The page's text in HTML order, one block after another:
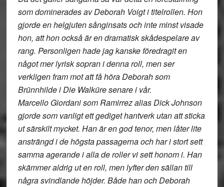
som dominerades av Deborah Voigt i titelrollen. Hon
gjorde en helgjuten sånginsats och inte minst visade
hon, att hon också är en dramatisk skådespelare av
rang. Personligen hade jag kanske föredragit en
något mer lyrisk sopran i denna roll, men ser
verkligen fram mot att få höra Deborah som
Brünnhilde i Die Walküre senare i vår.
Marcello Giordani som Ramirrez alias Dick Johnson
gjorde som vanligt ett gediget hantverk utan att sticka
ut särskilt mycket. Han är en god tenor, men låter lite
ansträngd i de högsta passagerna och har i stort sett
samma agerande i alla de roller vi sett honom i. Han
skämmer aldrig ut en roll, men lyfter den sällan till
några svindlande höjder. Både han och Deborah